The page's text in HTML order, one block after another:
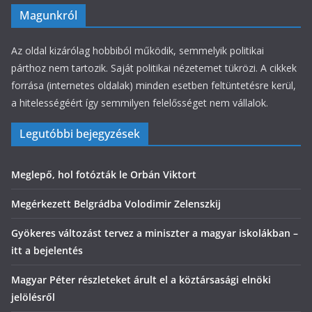
Magunkról
Az oldal kizárólag hobbiból működik, semmelyik politikai
párthoz nem tartozik. Saját politikai nézetemet tükrözi. A cikkek
forrása (internetes oldalak) minden esetben feltüntetésre kerül,
a hitelességéért így semmilyen felelősséget nem vállalok.
Legutóbbi bejegyzések
Meglepő, hol fotózták le Orbán Viktort
Megérkezett Belgrádba Volodimir Zelenszkij
Gyökeres változást tervez a miniszter a magyar iskolákban –
itt a bejelentés
Magyar Péter részleteket árult el a köztársasági elnöki
jelölésről